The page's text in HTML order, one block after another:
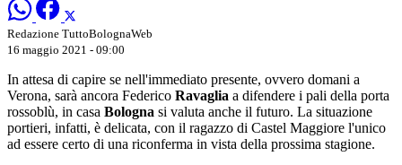
Redazione TuttoBolognaWeb
16 maggio 2021 - 09:00
In attesa di capire se nell'immediato presente, ovvero domani a
Verona, sarà ancora Federico Ravaglia a difendere i pali della porta
rossoblù, in casa Bologna si valuta anche il futuro. La situazione
portieri, infatti, è delicata, con il ragazzo di Castel Maggiore l'unico
ad essere certo di una riconferma in vista della prossima stagione.